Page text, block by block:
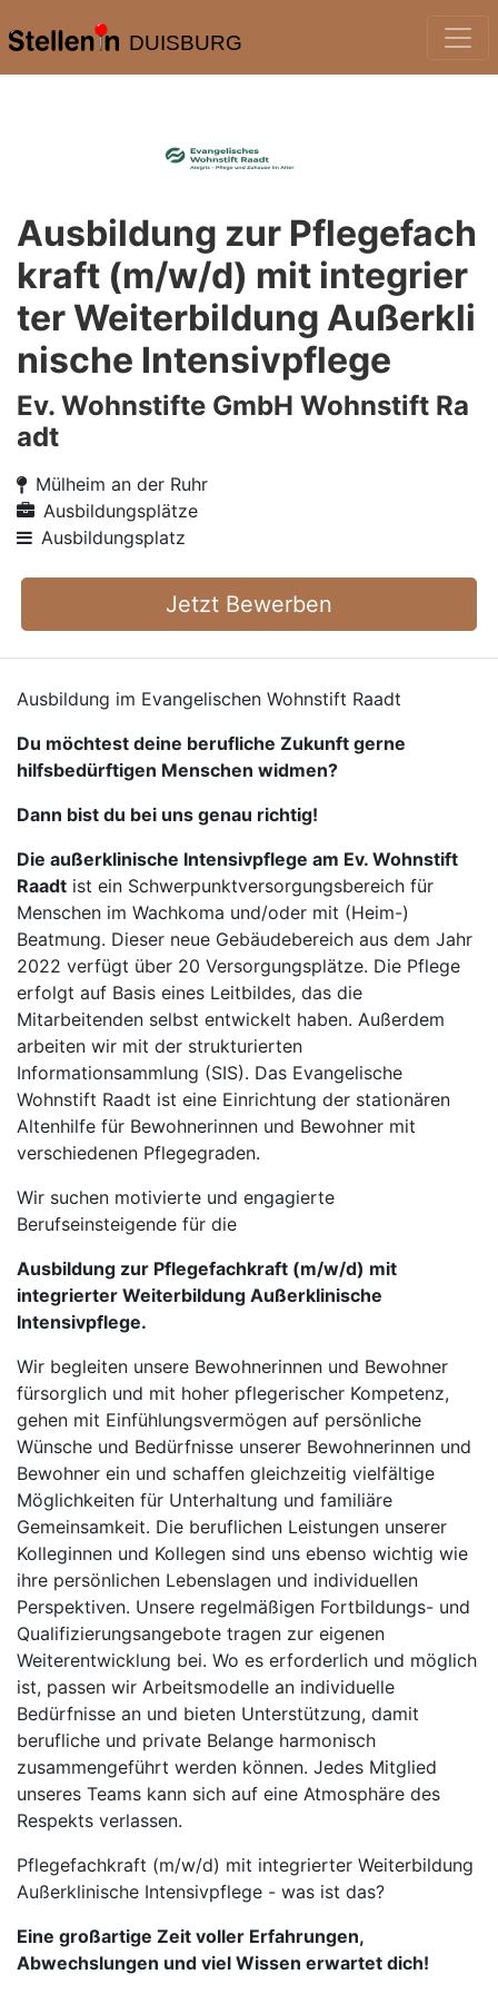
DUISBURG
Ausbildung zur Pflegefach
kraft (m/w/d) mit integrier
ter Weiterbildung Außerkli
nische Intensivpflege
Ev. Wohnstifte GmbH Wohnstift Ra
adt
Mülheim an der Ruhr
Ausbildungsplätze
Ausbildungsplatz
Jetzt Bewerben
Ausbildung im Evangelischen Wohnstift Raadt
Du möchtest deine berufliche Zukunft gerne
hilfsbedürftigen Menschen widmen?
Dann bist du bei uns genau richtig!
Die außerklinische Intensivpflege am Ev. Wohnstift
Raadt ist ein Schwerpunktversorgungsbereich für
Menschen im Wachkoma und/oder mit (Heim-)
Beatmung. Dieser neue Gebäudebereich aus dem Jahr
2022 verfügt über 20 Versorgungsplätze. Die Pflege
erfolgt auf Basis eines Leitbildes, das die
Mitarbeitenden selbst entwickelt haben. Außerdem
arbeiten wir mit der strukturierten
Informationsammlung (SIS). Das Evangelische
Wohnstift Raadt ist eine Einrichtung der stationären
Altenhilfe für Bewohnerinnen und Bewohner mit
verschiedenen Pflegegraden.
Wir suchen motivierte und engagierte
Berufseinsteigende für die
Ausbildung zur Pflegefachkraft (m/w/d) mit
integrierter Weiterbildung Außerklinische
Intensivpflege.
Wir begleiten unsere Bewohnerinnen und Bewohner
fürsorglich und mit hoher pflegerischer Kompetenz,
gehen mit Einfühlungsvermögen auf persönliche
Wünsche und Bedürfnisse unserer Bewohnerinnen und
Bewohner ein und schaffen gleichzeitig vielfältige
Möglichkeiten für Unterhaltung und familiäre
Gemeinsamkeit. Die beruflichen Leistungen unserer
Kolleginnen und Kollegen sind uns ebenso wichtig wie
ihre persönlichen Lebenslagen und individuellen
Perspektiven. Unsere regelmäßigen Fortbildungs- und
Qualifizierungsangebote tragen zur eigenen
Weiterentwicklung bei. Wo es erforderlich und möglich
ist, passen wir Arbeitsmodelle an individuelle
Bedürfnisse an und bieten Unterstützung, damit
berufliche und private Belange harmonisch
zusammengeführt werden können. Jedes Mitglied
unseres Teams kann sich auf eine Atmosphäre des
Respekts verlassen.
Pflegefachkraft (m/w/d) mit integrierter Weiterbildung
Außerklinische Intensivpflege - was ist das?
Eine großartige Zeit voller Erfahrungen,
Abwechslungen und viel Wissen erwartet dich!